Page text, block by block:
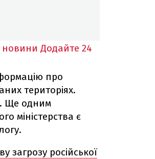
новини Додайте 24
про
територіях.
Ще одним
міністерства є
загрозу російської